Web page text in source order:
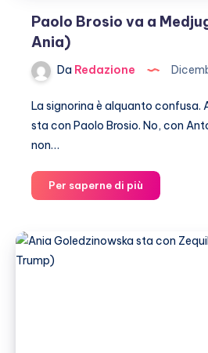
Paolo Brosio va a
Ania)
Da Redazione
La signorina è alquanto confusa.
sta con Paolo Brosio. No, con
non…
Per saperne di più
Brosio
a